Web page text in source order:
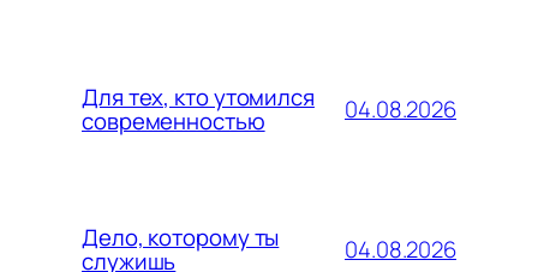
Для тех, кто утомился
современностью 04.08.2026
Дело, которому ты
служишь 04.08.2026